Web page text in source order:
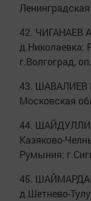
42. ЧИГАНАЕВ
д.Николаевка:
г.Волгоград,
43. ШАВАЛИЕВ
Московская
44.
Казяково-
Румыния:
45.
д.Шетнево-